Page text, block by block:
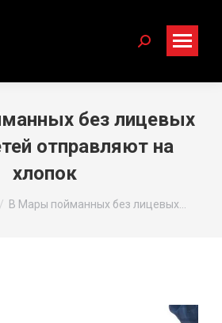
Search:
без лицевых
отправляют на
хлопок
В Мары пойманных без лицевых…